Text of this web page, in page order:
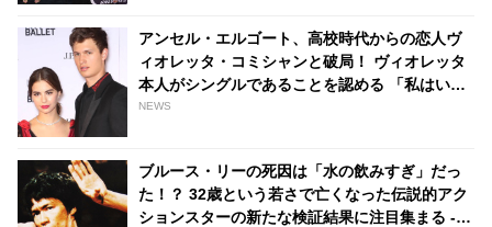
アンセル・エルゴート、高校時代からの恋人ヴ
ィオレッタ・コミシャンと破局！ ヴィオレッタ
本人がシングルであることを認める 「私はいま
26歳で…」 - tvgroove
NEWS
ブルース・リーの死因は「水の飲みすぎ」だっ
た！？ 32歳という若さで亡くなった伝説的アク
ションスターの新たな検証結果に注目集まる -